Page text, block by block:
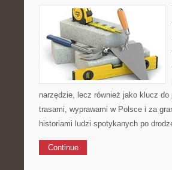
narzędzie, lecz również jako klucz
trasami, wyprawami w Polsce i za
historiami ludzi spotykanych po
Continue